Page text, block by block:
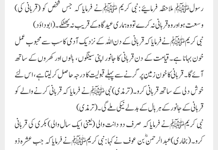
رسولﷺ ملاحظہ فرمائیے:نبی کریم ﷺنے فرمایا کہ جس شخص کو (قربانی کی)
وسعت ہو او ر وہ قربانی نہ کرے تو وہ ہماری عید گاہ کے قریب نہ پھٹکے۔(ابو داؤد)
نبی کریمﷺنے فرمایا کہ قربانی کے دن اللہ کے نزدیک آدمی کا سب سے محبوب عمل
خون بہانا ہے۔قیامت کے دن قربانی کا جانور اپنی سینگوں، بالوں اور کھروں کے ساتھ
آئے گا۔ قربانی کا خون زمین پر گرنے سے پہلے قبولیت کا درجہ حاصل کر لیتا ہے، اس لئے
خوش دلی کے ساتھ قربانی کرو۔(ترمذی)نبی ﷺنے فرمایا کہ قربانی کرنے والے کو
قربانی کے جانور کے ہر بال کے بدلے نیکی ملے گی۔ (ترمذی)
نبی کریمﷺنے فرمایا کہ صرف دو دانت والی (یعنی ایک سال والی)بکری کی قربانی
کرو۔ (بخاری)عبد الرحمن ؓبن عوف نے کہا:نبی کریمﷺنے فرمایا کہ جب عشرہ ذو